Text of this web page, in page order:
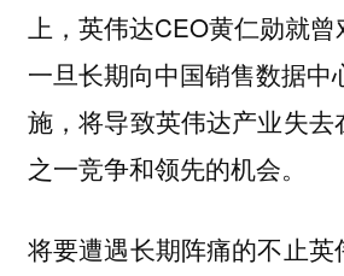
上，英伟达CEO黄仁勋就
一旦长期向中国销售数据中
施，将导致英伟达产业失去
之一竞争和领先的机会。
将要遭遇长期阵痛的不止英